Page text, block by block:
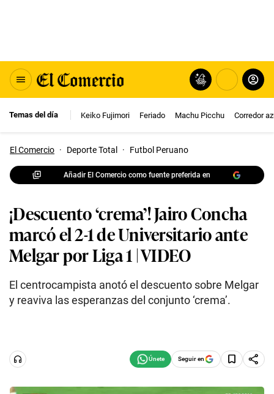
Temas del día Keiko Fujimori Feriado Machu Picchu Corredor
El Comercio · Deporte Total · Futbol Peruano
Añadir El Comercio como fuente preferida en
¡Descuento ‘crema’! Jairo Concha
marcó el 2-1 de Universitario ante
Melgar por Liga 1 | VIDEO
El centrocampista anotó el descuento sobre Melgar
y reaviva las esperanzas del conjunto ‘crema’.
Seguir en